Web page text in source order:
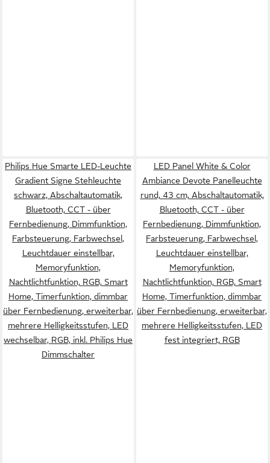
Philips Hue Smarte LED-Leuchte
Gradient Signe Stehleuchte
schwarz, Abschaltautomatik,
Bluetooth, CCT - über
Fernbedienung, Dimmfunktion,
Farbsteuerung, Farbwechsel,
Leuchtdauer einstellbar,
Memoryfunktion,
Nachtlichtfunktion, RGB, Smart
Home, Timerfunktion, dimmbar
über Fernbedienung, erweiterbar,
mehrere Helligkeitsstufen, LED
wechselbar, RGB, inkl. Philips Hue
Dimmschalter
LED Panel White & Color
Ambiance Devote Panelleuchte
rund, 43 cm, Abschaltautomatik,
Bluetooth, CCT - über
Fernbedienung, Dimmfunktion,
Farbsteuerung, Farbwechsel,
Leuchtdauer einstellbar,
Memoryfunktion,
Nachtlichtfunktion, RGB, Smart
Home, Timerfunktion, dimmbar
über Fernbedienung, erweiterbar,
mehrere Helligkeitsstufen, LED
fest integriert, RGB